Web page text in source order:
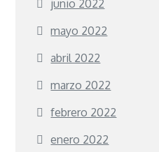
junio 2022
mayo 2022
abril 2022
marzo 2022
febrero 2022
enero 2022